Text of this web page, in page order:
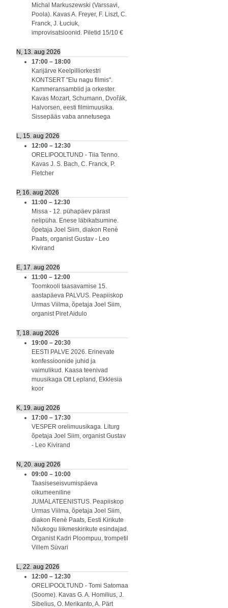
Michal Markuszewski (Varssavi,
Poola). Kavas A. Freyer, F. Liszt, C.
Franck, J. Łuciuk,
improvisatsioonid. Piletid 15/10 €
N, 13. aug 2026
17:00 – 18:00
Karijärve Keelpilliorkestri
KONTSERT "Elu nagu filmis".
Kammeransamblid ja orkester.
Kavas Mozart, Schumann, Dvořák,
Halvorsen, eesti filmimuusika.
Sissepääs vaba annetusega
L, 15. aug 2026
12:00 – 12:30
ORELIPOOLTUND - Tiia Tenno.
Kavas J. S. Bach, C. Franck, P.
Fletcher
P, 16. aug 2026
11:00 – 12:30
Missa - 12. pühapäev pärast
nelipüha. Enese läbikatsumine.
õpetaja Joel Siim, diakon Renè
Paats, organist Gustav - Leo
Kivirand
E, 17. aug 2026
11:00 – 12:00
Toomkooli taasavamise 15.
aastapäeva PALVUS. Peapiiskop
Urmas Viilma, õpetaja Joel Siim,
organist Piret Aidulo
T, 18. aug 2026
19:00 – 20:30
EESTI PALVE 2026. Erinevate
konfessioonide juhid ja
vaimulikud. Kaasa teenivad
muusikaga Ott Lepland, Ekklesia
koor
K, 19. aug 2026
17:00 – 17:30
VESPER orelimuusikaga. Liturg
õpetaja Joel Siim, organist Gustav
- Leo Kivirand
N, 20. aug 2026
09:00 – 10:00
Taasiseseisvumispäeva
oikumeeniline
JUMALATEENISTUS. Peapiiskop
Urmas Viilma, õpetaja Joel Siim,
diakon Renè Paats, Eesti Kirikute
Nõukogu liikmeskirikute esindajad.
Organist Kadri Ploompuu, trompetil
Villem Süvari
L, 22. aug 2026
12:00 – 12:30
ORELIPOOLTUND - Tomi Satomaa
(Soome). Kavas G. A. Homilius, J.
Sibelius, O. Merikanto, A. Pärt